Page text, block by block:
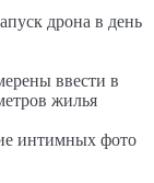
дрона в день
ввести в
жилья
интимных фото